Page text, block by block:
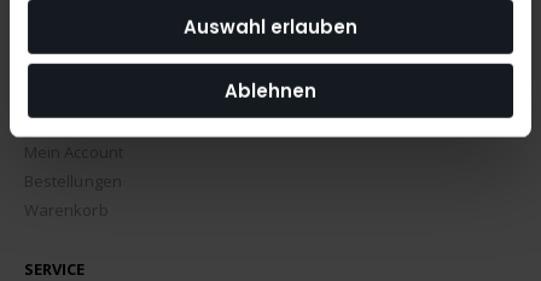
Auswahl erlauben
Ablehnen
Mein Account
Bestellungen
Warenkorb
SERVICE